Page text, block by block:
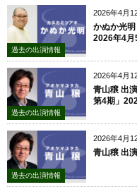
2026年4月
過去の出演情報
かぬか光
2026年4月
2026年4月
過去の出演情報
青山穣 出
第4期」
2026年4月
過去の出演情報
青山穣 出